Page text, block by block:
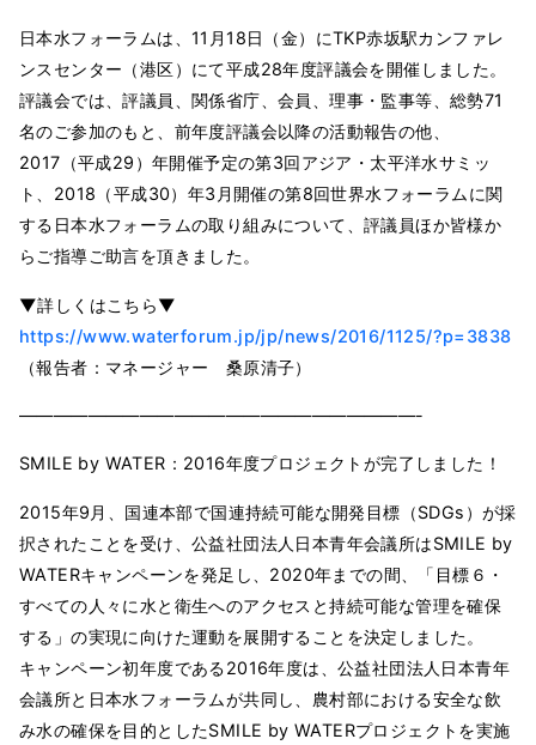
日本水フォーラムは、11月18日（金）にTKP赤坂駅カンファレ
ンスセンター（港区）にて平成28年度評議会を開催しました。
評議会では、評議員、関係省庁、会員、理事・監事等、総勢71
名のご参加のもと、前年度評議会以降の活動報告の他、
2017（平成29）年開催予定の第3回アジア・太平洋水サミッ
ト、2018（平成30）年3月開催の第8回世界水フォーラムに関
する日本水フォーラムの取り組みについて、評議員ほか皆様か
らご指導ご助言を頂きました。
▼詳しくはこちら▼
https://www.waterforum.jp/jp/news/2016/1125/?p=3838
（報告者：マネージャー 桑原清子）
———————————————————————-
SMILE by WATER：2016年度プロジェクトが完了しました！
2015年9月、国連本部で国連持続可能な開発目標（SDGs）が採
択されたことを受け、公益社団法人日本青年会議所はSMILE by
WATERキャンペーンを発足し、2020年までの間、「目標６・
すべての人々に水と衛生へのアクセスと持続可能な管理を確保
する」の実現に向けた運動を展開することを決定しました。
キャンペーン初年度である2016年度は、公益社団法人日本青年
会議所と日本水フォーラムが共同し、農村部における安全な飲
み水の確保を目的としたSMILE by WATERプロジェクトを実施